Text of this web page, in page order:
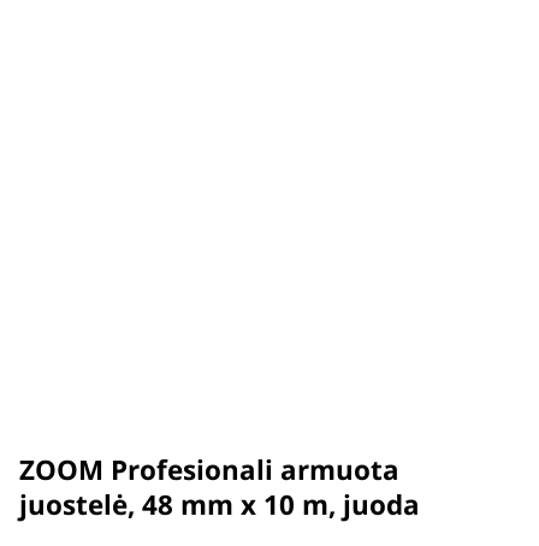
ZOOM Profesionali armuota
juostelė, 48 mm x 10 m, juoda